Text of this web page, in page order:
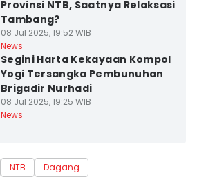
Provinsi NTB, Saatnya Relaksasi
Tambang?
08 Jul 2025, 19:52 WIB
News
Segini Harta Kekayaan Kompol
Yogi Tersangka Pembunuhan
Brigadir Nurhadi
08 Jul 2025, 19:25 WIB
News
NTB Dagang